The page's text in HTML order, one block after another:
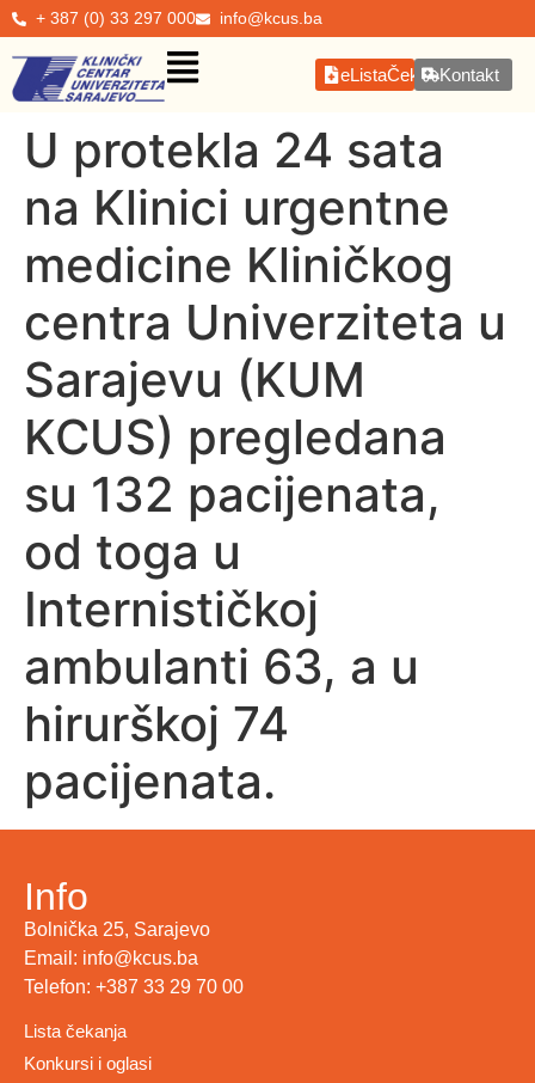
+ 387 (0) 33 297 000 info@kcus.ba
eListaČekanjaKontakt
U protekla 24 sata
na Klinici urgentne
medicine Kliničkog
centra Univerziteta u
Sarajevu (KUM
KCUS) pregledana
su 132 pacijenata,
od toga u
Internističkoj
ambulanti 63, a u
hirurškoj 74
pacijenata.
Info
Bolnička 25, Sarajevo
Email: info@kcus.ba
Telefon: +387 33 29 70 00
Lista čekanja
Konkursi i oglasi